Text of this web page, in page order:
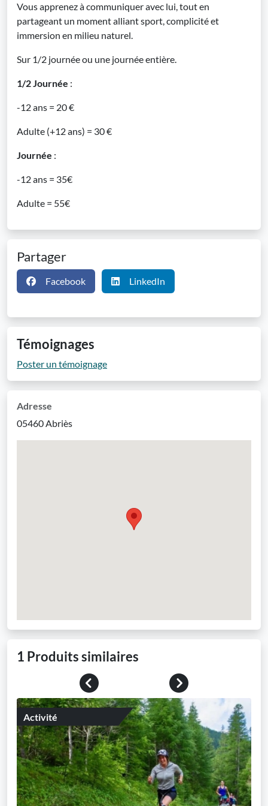
Vous apprenez à communiquer avec lui, tout en
partageant un moment alliant sport, complicité et
immersion en milieu naturel.
Sur 1/2 journée ou une journée entière.
1/2 Journée :
-12 ans = 20 €
Adulte (+12 ans) = 30 €
Journée :
-12 ans = 35€
Adulte = 55€
Partager
Facebook LinkedIn
Témoignages
Poster un témoignage
Adresse
05460 Abriès
1 Produits similaires
Previous
Next
Activité